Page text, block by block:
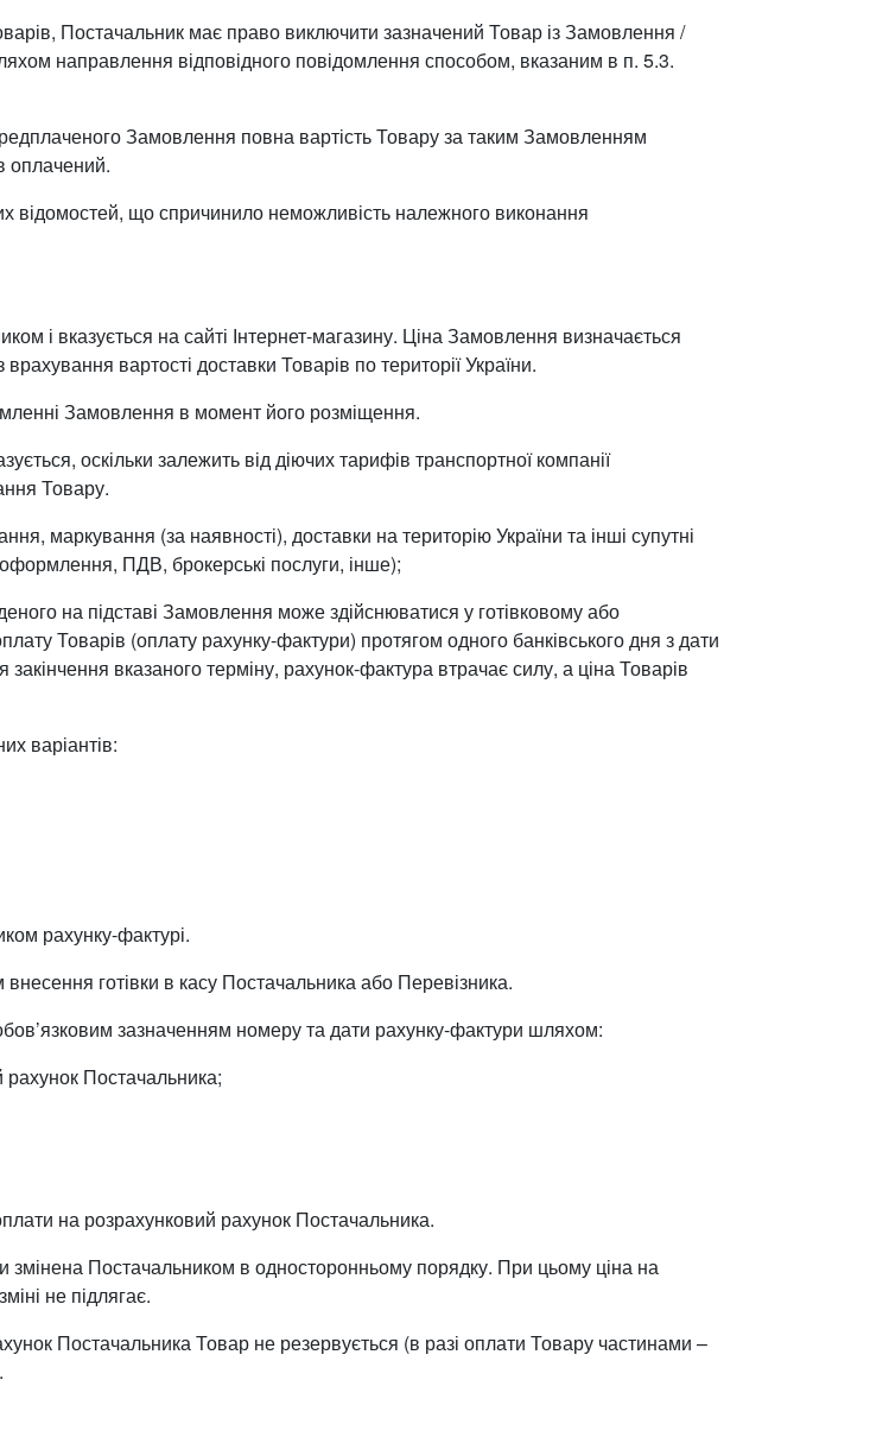
Постачальник має право виключити зазначений Товар із Замовлення /
направлення відповідного повідомлення способом, вказаним в п. 5.3.
Замовлення повна вартість Товару за таким Замовленням
оплачений.
відомостей, що спричинило неможливість належного виконання
і вказується на сайті Інтернет-магазину. Ціна Замовлення визначається
вартості доставки Товарів по території України.
Замовлення в момент його розміщення.
оскільки залежить від діючих тарифів транспортної компанії
Товару.
маркування (за наявності), доставки на територію України та інші супутні
ПДВ, брокерські послуги, інше);
на підставі Замовлення може здійснюватися у готівковому або
Товарів (оплату рахунку-фактури) протягом одного банківського дня з дати
вказаного терміну, рахунок-фактура втрачає силу, а ціна Товарів
варіантів:
рахунку-фактурі.
готівки в касу Постачальника або Перевізника.
зазначенням номеру та дати рахунку-фактури шляхом:
Постачальника;
на розрахунковий рахунок Постачальника.
змінена Постачальником в односторонньому порядку. При цьому ціна на
не підлягає.
Постачальника Товар не резервується (в разі оплати Товару частинами –